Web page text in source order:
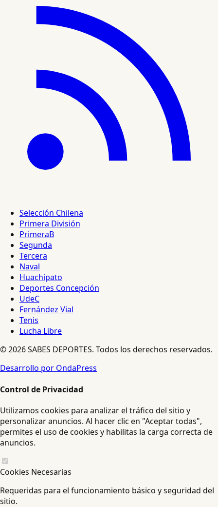
Selección Chilena
Primera División
PrimeraB
Segunda
Tercera
Naval
Huachipato
Deportes Concepción
UdeC
Fernández Vial
Tenis
Lucha Libre
© 2026 SABES DEPORTES. Todos los derechos reservados.
Desarrollo por OndaPress
Control de Privacidad
Utilizamos cookies para analizar el tráfico del sitio y
personalizar anuncios. Al hacer clic en "Aceptar todas",
permites el uso de cookies y habilitas la carga correcta de
anuncios.
Cookies Necesarias
Requeridas para el funcionamiento básico y seguridad del
sitio.